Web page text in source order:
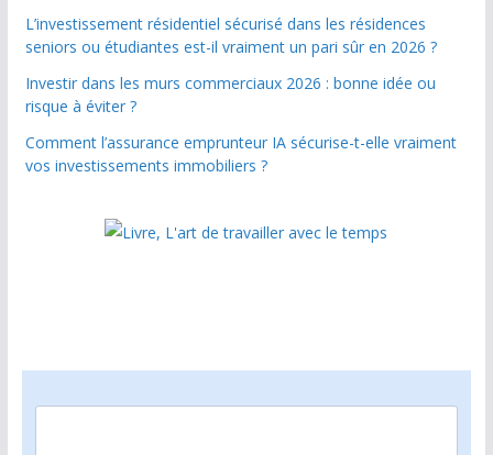
L’investissement résidentiel sécurisé dans les résidences
seniors ou étudiantes est-il vraiment un pari sûr en 2026 ?
Investir dans les murs commerciaux 2026 : bonne idée ou
risque à éviter ?
Comment l’assurance emprunteur IA sécurise-t-elle vraiment
vos investissements immobiliers ?